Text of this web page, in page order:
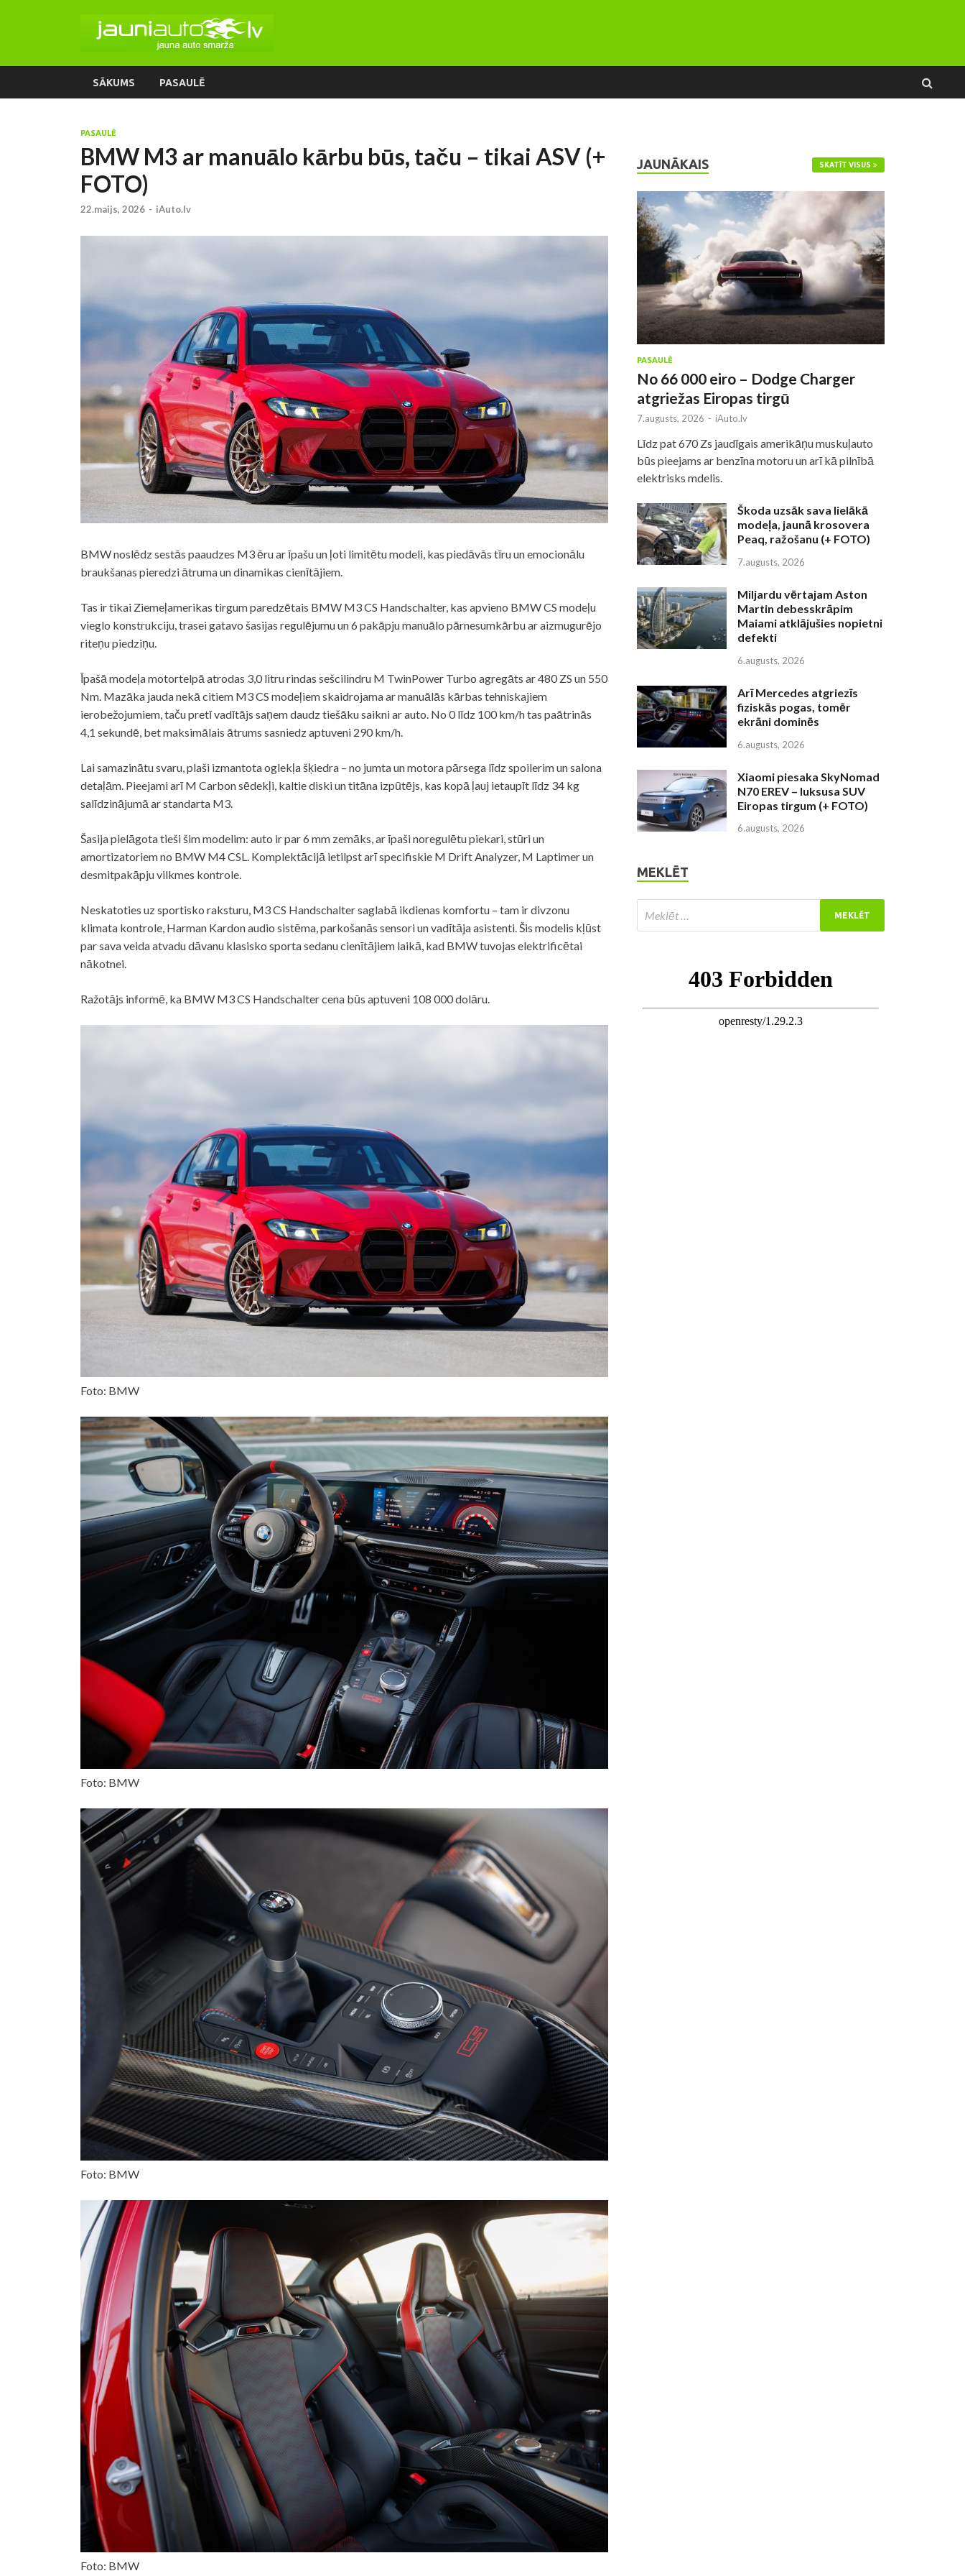
SĀKUMS PASAULĒ
PASAULĒ
BMW M3 ar manuālo kārbu būs, taču – tikai ASV (+
FOTO)
22.maijs, 2026 - iAuto.lv
BMW noslēdz sestās paaudzes M3 ēru ar īpašu un ļoti limitētu modeli, kas piedāvās tīru un emocionālu
braukšanas pieredzi ātruma un dinamikas cienītājiem.
Tas ir tikai Ziemeļamerikas tirgum paredzētais BMW M3 CS Handschalter, kas apvieno BMW CS modeļu
vieglo konstrukciju, trasei gatavo šasijas regulējumu un 6 pakāpju manuālo pārnesumkārbu ar aizmugurējo
riteņu piedziņu.
Īpašā modeļa motortelpā atrodas 3,0 litru rindas sešcilindru M TwinPower Turbo agregāts ar 480 ZS un 550
Nm. Mazāka jauda nekā citiem M3 CS modeļiem skaidrojama ar manuālās kārbas tehniskajiem
ierobežojumiem, taču pretī vadītājs saņem daudz tiešāku saikni ar auto. No 0 līdz 100 km/h tas paātrinās
4,1 sekundē, bet maksimālais ātrums sasniedz aptuveni 290 km/h.
Lai samazinātu svaru, plaši izmantota oglekļa šķiedra – no jumta un motora pārsega līdz spoilerim un salona
detaļām. Pieejami arī M Carbon sēdekļi, kaltie diski un titāna izpūtējs, kas kopā ļauj ietaupīt līdz 34 kg
salīdzinājumā ar standarta M3.
Šasija pielāgota tieši šim modelim: auto ir par 6 mm zemāks, ar īpaši noregulētu piekari, stūri un
amortizatoriem no BMW M4 CSL. Komplektācijā ietilpst arī specifiskie M Drift Analyzer, M Laptimer un
desmitpakāpju vilkmes kontrole.
Neskatoties uz sportisko raksturu, M3 CS Handschalter saglabā ikdienas komfortu – tam ir divzonu
klimata kontrole, Harman Kardon audio sistēma, parkošanās sensori un vadītāja asistenti. Šis modelis kļūst
par sava veida atvadu dāvanu klasisko sporta sedanu cienītājiem laikā, kad BMW tuvojas elektrificētai
nākotnei.
Ražotājs informē, ka BMW M3 CS Handschalter cena būs aptuveni 108 000 dolāru.
Foto: BMW
Foto: BMW
Foto: BMW
Foto: BMW
JAUNĀKAIS SKATĪT VISUS
PASAULĒ
No 66 000 eiro – Dodge Charger
atgriežas Eiropas tirgū
7.augusts, 2026 - iAuto.lv
Līdz pat 670 Zs jaudīgais amerikāņu muskuļauto
būs pieejams ar benzīna motoru un arī kā pilnībā
elektrisks mdelis.
Škoda uzsāk sava lielākā
modeļa, jaunā krosovera
Peaq, ražošanu (+ FOTO)
7.augusts, 2026
Miljardu vērtajam Aston
Martin debesskrāpim
Maiami atklājušies nopietni
defekti
6.augusts, 2026
Arī Mercedes atgriezīs
fiziskās pogas, tomēr
ekrāni dominēs
6.augusts, 2026
Xiaomi piesaka SkyNomad
N70 EREV – luksusa SUV
Eiropas tirgum (+ FOTO)
6.augusts, 2026
MEKLĒT